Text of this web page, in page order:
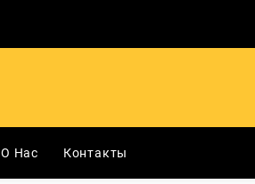
О Нас Контакты